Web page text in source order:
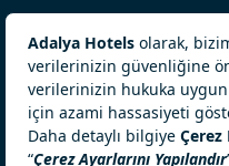
+905326340232
[email protected]
© ADALYA Hotels 2026. All
Политика cookieGDPR
Политика компании